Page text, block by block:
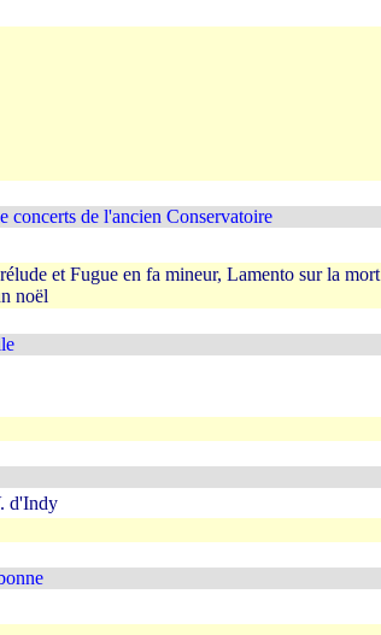
concerts de l'ancien Conservatoire
et Fugue en fa mineur, Lamento sur la mort
noël
d'Indy